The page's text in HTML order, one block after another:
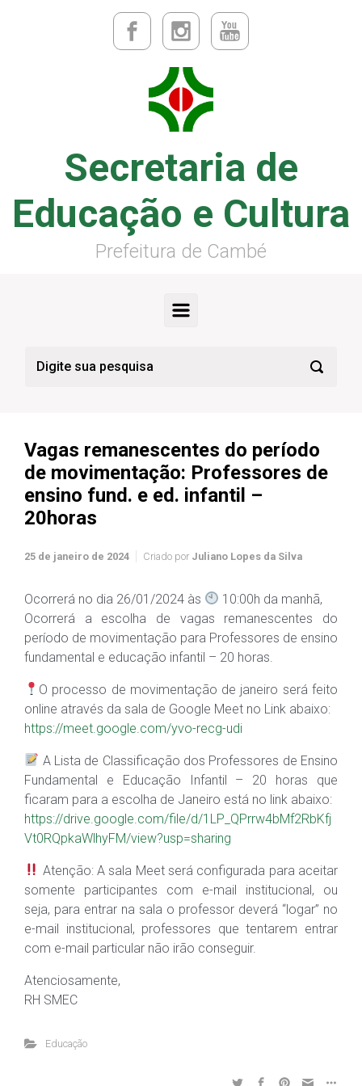
Secretaria de
Educação e Cultura
Prefeitura de Cambé
Vagas remanescentes do período
de movimentação: Professores de
ensino fund. e ed. infantil –
20horas
25 de janeiro de 2024 Criado por Juliano Lopes da Silva
Ocorrerá no dia 26/01/2024 às
10:00h da manhã,
Ocorrerá a escolha de vagas remanescentes do
período de movimentação para Professores de ensino
fundamental e educação infantil – 20 horas.
O processo de movimentação de janeiro será feito
online através da sala de Google Meet no Link abaixo:
https://meet.google.com/yvo-recg-udi
A Lista de Classificação dos Professores de Ensino
Fundamental e Educação Infantil – 20 horas que
ficaram para a escolha de Janeiro está no link abaixo:
https://drive.google.com/file/d/1LP_QPrrw4bMf2RbKfj
Vt0RQpkaWlhyFM/view?usp=sharing
Atenção: A sala Meet será configurada para aceitar
somente participantes com e-mail institucional, ou
seja, para entrar na sala o professor deverá “logar” no
e-mail institucional, professores que tentarem entrar
com e-mail particular não irão conseguir.
Atenciosamente,
RH SMEC
Educação